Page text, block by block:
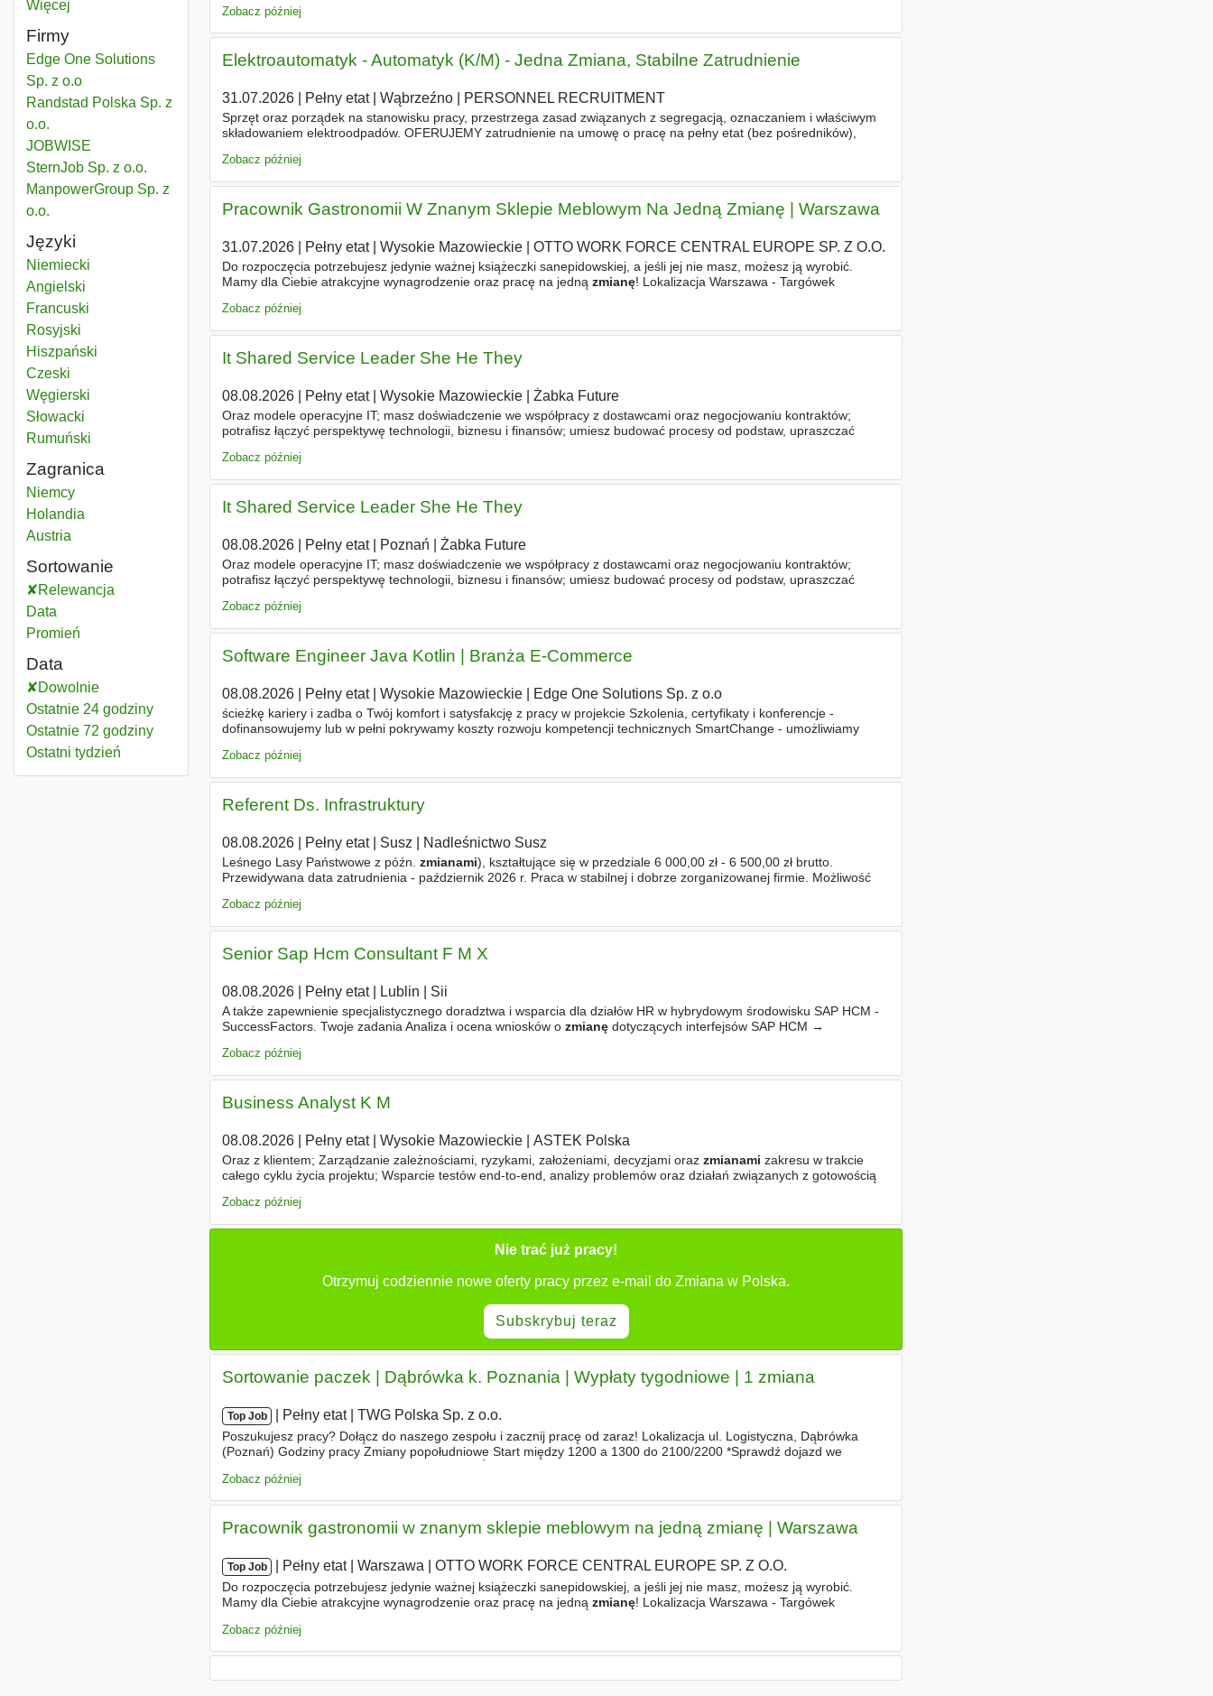
Więcej
Firmy
Edge One Solutions
Sp. z o.o
Randstad Polska Sp. z
o.o.
JOBWISE
SternJob Sp. z o.o.
ManpowerGroup Sp. z
o.o.
Języki
Niemiecki
Angielski
Francuski
Rosyjski
Hiszpański
Czeski
Węgierski
Słowacki
Rumuński
Zagranica
Zmiana
Niemcy
Zmiana
Holandia
Zmiana
Austria
Sortowanie
Relewancja
Data
Promień
Data
Dowolnie
Ostatnie 24 godziny
Ostatnie 72 godziny
Ostatni tydzień
Zobacz później
Elektroautomatyk - Automatyk (K/M) - Jedna Zmiana, Stabilne Zatrudnienie
31.07.2026| Pełny etat| Wąbrzeźno| PERSONNEL RECRUITMENT
Sprzęt oraz porządek na stanowisku pracy, przestrzega zasad związanych z segregacją, oznaczaniem i właściwym
składowaniem elektroodpadów. OFERUJEMY zatrudnienie na umowę o pracę na pełny etat (bez pośredników),
Zobacz później
Pracownik Gastronomii W Znanym Sklepie Meblowym Na Jedną Zmianę | Warszawa
31.07.2026| Pełny etat| Wysokie Mazowieckie| OTTO WORK FORCE CENTRAL EUROPE SP. Z O.O.
Do rozpoczęcia potrzebujesz jedynie ważnej książeczki sanepidowskiej, a jeśli jej nie masz, możesz ją wyrobić.
Mamy dla Ciebie atrakcyjne wynagrodzenie oraz pracę na jedną zmianę! Lokalizacja Warszawa - Targówek
Zobacz później
It Shared Service Leader She He They
08.08.2026| Pełny etat| Wysokie Mazowieckie| Żabka Future
Oraz modele operacyjne IT; masz doświadczenie we współpracy z dostawcami oraz negocjowaniu kontraktów;
potrafisz łączyć perspektywę technologii, biznesu i finansów; umiesz budować procesy od podstaw, upraszczać
Zobacz później
It Shared Service Leader She He They
08.08.2026| Pełny etat| Poznań Żabka Future
Oraz modele operacyjne IT; masz doświadczenie we współpracy z dostawcami oraz negocjowaniu kontraktów;
potrafisz łączyć perspektywę technologii, biznesu i finansów; umiesz budować procesy od podstaw, upraszczać
Zobacz później
Software Engineer Java Kotlin | Branża E-Commerce
08.08.2026| Pełny etat| Wysokie Mazowieckie| Edge One Solutions Sp. z o.o
ścieżkę kariery i zadba o Twój komfort i satysfakcję z pracy w projekcie Szkolenia, certyfikaty i konferencje -
dofinansowujemy lub w pełni pokrywamy koszty rozwoju kompetencji technicznych SmartChange - umożliwiamy
Zobacz później
Referent Ds. Infrastruktury
08.08.2026| Pełny etat| Susz Nadleśnictwo Susz
Leśnego Lasy Państwowe z późn. zmianami), kształtujące się w przedziale 6 000,00 zł - 6 500,00 zł brutto.
Przewidywana data zatrudnienia - październik 2026 r. Praca w stabilnej i dobrze zorganizowanej firmie. Możliwość
Zobacz później
Senior Sap Hcm Consultant F M X
08.08.2026| Pełny etat| Lublin Sii
A także zapewnienie specjalistycznego doradztwa i wsparcia dla działów HR w hybrydowym środowisku SAP HCM -
SuccessFactors. Twoje zadania Analiza i ocena wniosków o zmianędotyczących interfejsów SAP HCM →
Zobacz później
Business Analyst K M
08.08.2026| Pełny etat| Wysokie Mazowieckie| ASTEK Polska
Oraz z klientem; Zarządzanie zależnościami, ryzykami, założeniami, decyzjami oraz zmianami zakresu w trakcie
całego cyklu życia projektu; Wsparcie testów end-to-end, analizy problemów oraz działań związanych z gotowością
Zobacz później
Nie trać już pracy!
Otrzymuj codziennie nowe oferty pracy przez e-mail do Zmiana w Polska.
Subskrybuj teraz
Sortowanie paczek | Dąbrówka k. Poznania | Wypłaty tygodniowe | 1 zmiana
Top Job Pełny etat| TWG Polska Sp. z o.o.
Poszukujesz pracy? Dołącz do naszego zespołu i zacznij pracę od zaraz! Lokalizacja ul. Logistyczna, Dąbrówka
(Poznań) Godziny pracy Zmiany popołudniowe Start między 1200 a 1300 do 2100/2200 *Sprawdź dojazd we
Zobacz później
Pracownik gastronomii w znanym sklepie meblowym na jedną zmianę | Warszawa
Top Job Pełny etat| Warszawa OTTO WORK FORCE CENTRAL EUROPE SP. Z O.O.
Do rozpoczęcia potrzebujesz jedynie ważnej książeczki sanepidowskiej, a jeśli jej nie masz, możesz ją wyrobić.
Mamy dla Ciebie atrakcyjne wynagrodzenie oraz pracę na jedną zmianę! Lokalizacja Warszawa - Targówek
Zobacz później